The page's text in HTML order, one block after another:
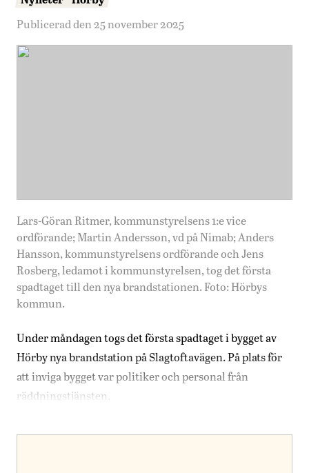
Publicerad den 25 november 2025
Lars-Göran Ritmer, kommunstyrelsens 1:e vice
ordförande; Martin Andersson, vd på Nimab; Anders
Hansson, kommunstyrelsens ordförande och Jens
Rosberg, ledamot i kommunstyrelsen, tog det första
spadtaget till den nya brandstationen. Foto: Hörbys
kommun.
Under måndagen togs det första spadtaget i bygget av
Hörby nya brandstation på Slagtoftavägen. På plats för
att inviga bygget var politiker och personal från
räddningstjänsten.